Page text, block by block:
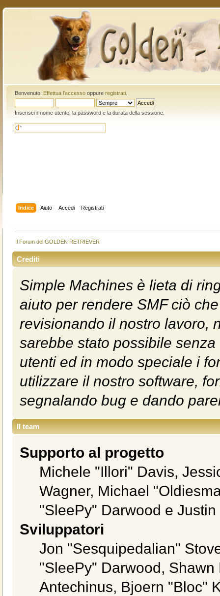
Benvenuto! Effettua l'accessooppure registrati.
Inserisci il nome utente, la password e la durata della sessione.
Indice Aiuto Accedi Registrati
Il Forum del GOLDEN RETRIEVER
Crediti
Simple Machines è lieta di
aiuto per rendere SMF ciò
revisionando il nostro lavoro,
sarebbe stato possibile
utenti ed in modo speciale i
utilizzare il nostro software,
segnalando bug e dando
Il team
Supporto al progetto
Michele "Illori" Davis,
Wagner, Michael
"SleePy" Darwood e
Sviluppatori
Jon "Sesquipedalian"
"SleePy" Darwood,
Antechinus, Bjoern "Bloc"